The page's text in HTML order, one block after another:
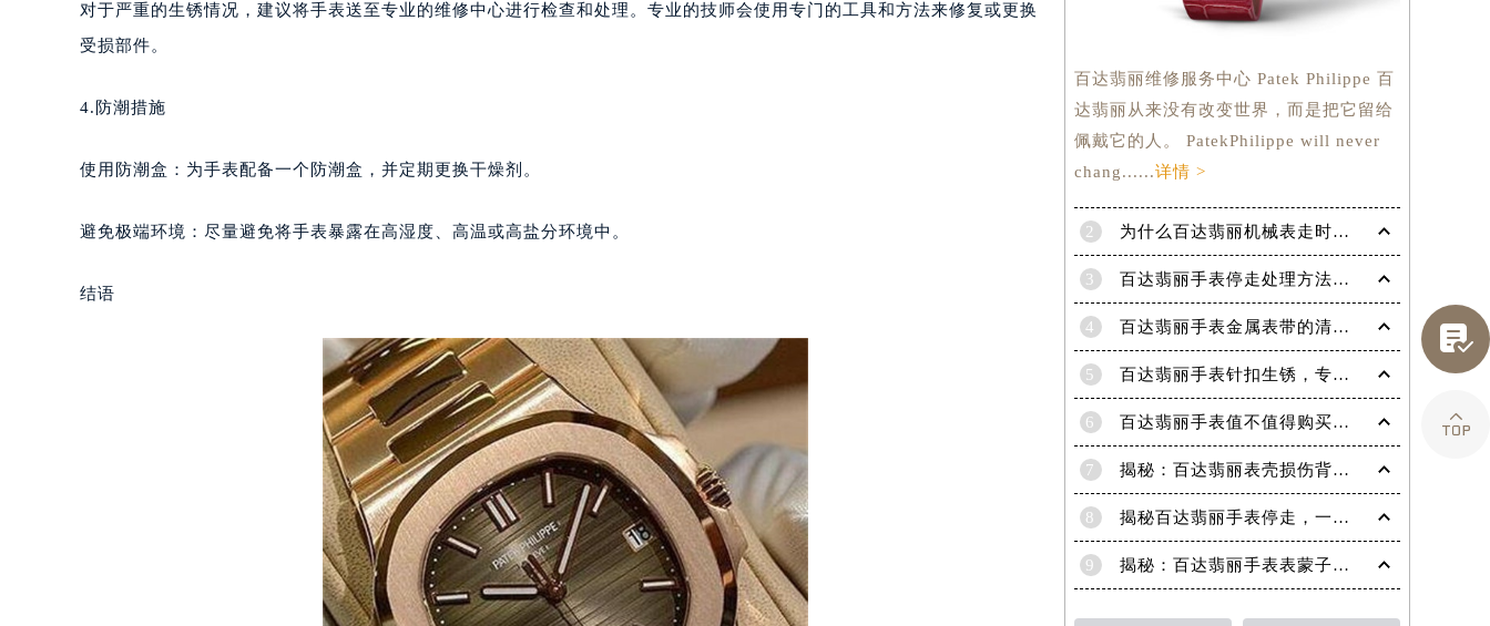
长春市朝阳区西安大路727号中银大厦A座(旺进大厦)18层09室（需提前预约）
海口市龙华区金贸东路5号海口华润大厦B座17层1707室（需提前预约）
台州市椒江区东海大道1800号腾达中心东1幢20楼2002室（需提前预约）
重庆市解放碑渝中区民权路28号英利国际金融中心写字楼20层01室（需提前预约）
黑龙江省大庆市萨尔图区会战大街百达翡丽售后服务中心（需提前预约）
黑龙江省鹤岗市向阳区红军路百达翡丽售后服务中心（需提前预约）
黑龙江省黑河市爱辉区中央街百达翡丽售后服务中心（需提前预约）
黑龙江省鸡西市鸡冠区红军路百达翡丽售后服务中心（需提前预约）
黑龙江省佳木斯市向阳区长安路百达翡丽售后服务中心（需提前预约）
黑龙江省牡丹江市东安区太平路百达翡丽售后服务中心（需提前预约）
黑龙江省七台河市桃山区大同街百达翡丽售后服务中心（需提前预约）
黑龙江省齐齐哈尔市龙沙区龙华路百达翡丽售后服务中心（需提前预约）
黑龙江省双鸭山市尖山区新兴大街百达翡丽售后服务中心（需提前预约）
对于严重的生锈情况，建议将手表送至专业的维修中心进行检查和处理。专业的技师会使用专门的工具和方法来修复或更换
受损部件。
4.防潮措施
使用防潮盒：为手表配备一个防潮盒，并定期更换干燥剂。
避免极端环境：尽量避免将手表暴露在高湿度、高温或高盐分环境中。
结语
百达翡丽维修服务中心 Patek Philippe 百
达翡丽从来没有改变世界，而是把它留给
佩戴它的人。 PatekPhilippe will never
chang......详情 >
2 为什么百达翡丽机械表走时会出现误差呢？
3 百达翡丽手表停走处理方法（手表停走维修）
4 百达翡丽手表金属表带的清洗方法有哪些？（金属表带的清洗）
5 百达翡丽手表针扣生锈，专业处理更安全
6 百达翡丽手表值不值得购买（名表投资与收藏指南）
7 揭秘：百达翡丽表壳损伤背后的故事
8 揭秘百达翡丽手表停走，一文教你轻松恢复活力！
9 揭秘：百达翡丽手表表蒙子破损修复指南，让爱表重焕光彩！

